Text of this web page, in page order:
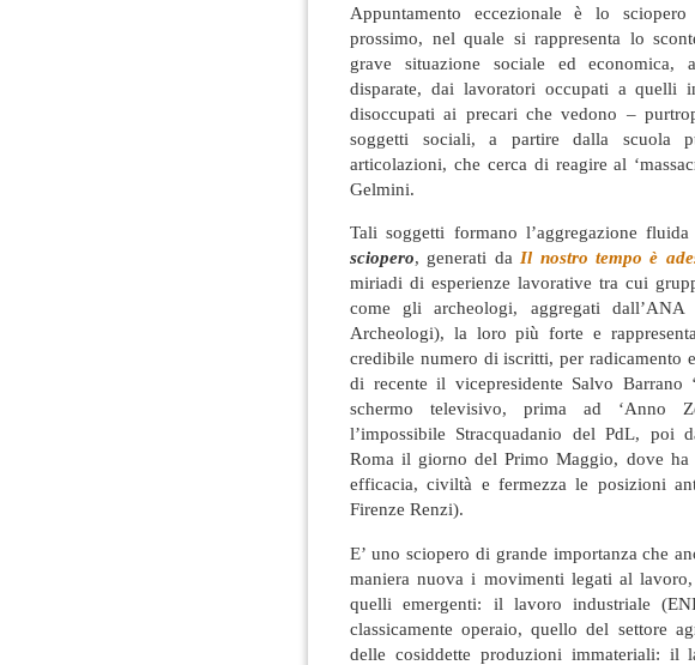
Appuntamento eccezionale è lo
prossimo, nel quale si rappresenta lo
grave situazione sociale ed economica,
disparate, dai lavoratori occupati a quelli
disoccupati ai precari che vedono –
soggetti sociali, a partire dalla scuola
articolazioni, che cerca di reagire al
Gelmini.
Tali soggetti formano l’aggregazione
sciopero, generati da Il nostro tempo è
miriadi di esperienze lavorative tra cui
come gli archeologi, aggregati dall’ANA
Archeologi), la loro più forte e
credibile numero di iscritti, per radicamento
di recente il vicepresidente Salvo Barrano
schermo televisivo, prima ad ‘Anno
l’impossibile Stracquadanio del PdL, poi
Roma il giorno del Primo Maggio, dove ha
efficacia, civiltà e fermezza le posizioni
Firenze Renzi).
E’ uno sciopero di grande importanza che
maniera nuova i movimenti legati al
quelli emergenti: il lavoro industriale
classicamente operaio, quello del settore
delle cosiddette produzioni immateriali: il